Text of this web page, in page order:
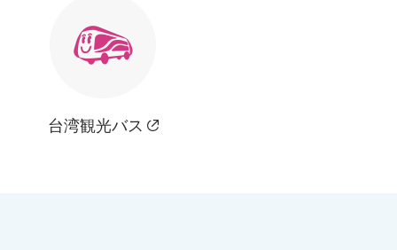
台湾観光バス